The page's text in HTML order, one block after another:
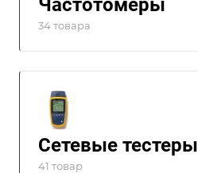
Частотомеры
34 товара
Сетевые тестеры
41 товар